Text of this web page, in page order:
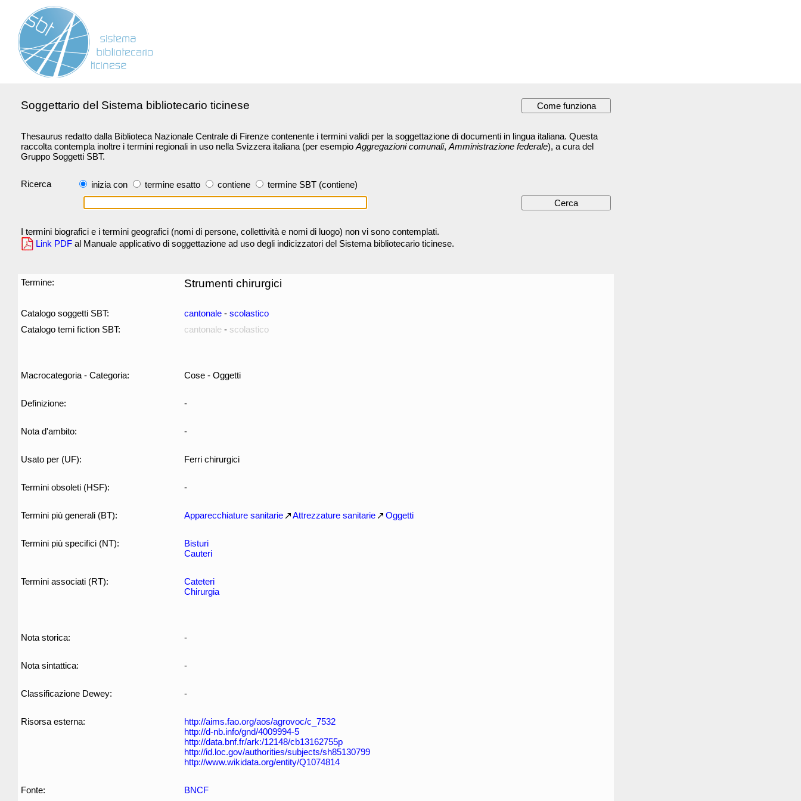
Soggettario del Sistema bibliotecario ticinese
Thesaurus redatto dalla Biblioteca Nazionale Centrale di Firenze contenente i termini validi per la soggettazione di documenti in lingua italiana. Questa
raccolta contempla inoltre i termini regionali in uso nella Svizzera italiana (per esempio Aggregazioni comunali, Amministrazione federale), a cura del
Gruppo Soggetti SBT.
Ricerca inizia con termine esatto contiene termine SBT (contiene)
I termini biografici e i termini geografici (nomi di persone, collettività e nomi di luogo) non vi sono contemplati.
Link PDF al Manuale applicativo di soggettazione ad uso degli indicizzatori del Sistema bibliotecario ticinese.
Termine: Strumenti chirurgici
Catalogo soggetti SBT: cantonale - scolastico
Catalogo temi fiction SBT:
cantonale - scolastico
Macrocategoria - Categoria: Cose - Oggetti
Definizione: -
Nota d'ambito: -
Usato per (UF): Ferri chirurgici
Termini obsoleti (HSF): -
Termini più generali (BT): Apparecchiature sanitarie Attrezzature sanitarie Oggetti
Termini più specifici (NT):
Bisturi
Cauteri
Termini associati (RT):
Cateteri
Chirurgia
Nota storica: -
Nota sintattica: -
Classificazione Dewey: -
Risorsa esterna:
http://aims.fao.org/aos/agrovoc/c_7532
http://d-nb.info/gnd/4009994-5
http://data.bnf.fr/ark:/12148/cb13162755p
http://id.loc.gov/authorities/subjects/sh85130799
http://www.wikidata.org/entity/Q1074814
Fonte: BNCF